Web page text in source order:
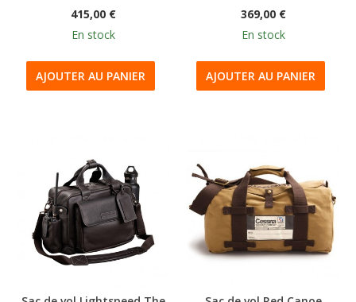
415,00 €
En stock
AJOUTER AU PANIER
369,00 €
En stock
AJOUTER AU PANIER